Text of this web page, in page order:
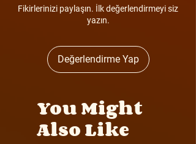
Fikirlerinizi paylaşın. İlk değerlendirmeyi siz
yazın.
Değerlendirme Yap
You Might
Also Like